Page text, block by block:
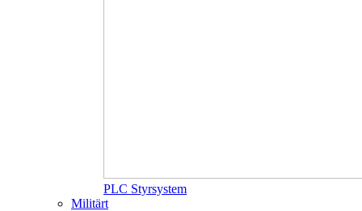
PLC Styrsystem
Militärt